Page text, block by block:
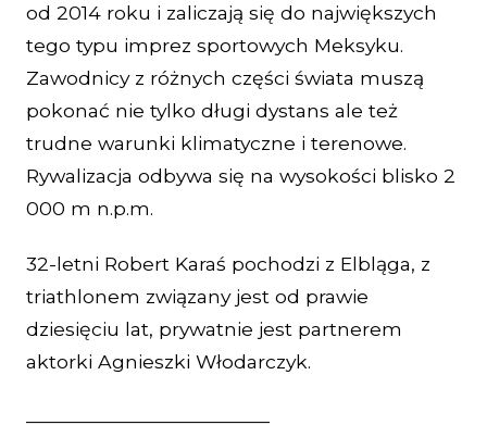
od 2014 roku i zaliczają się do największych
tego typu imprez sportowych Meksyku.
Zawodnicy z różnych części świata muszą
pokonać nie tylko długi dystans ale też
trudne warunki klimatyczne i terenowe.
Rywalizacja odbywa się na wysokości blisko 2
000 m n.p.m.
32-letni Robert Karaś pochodzi z Elbląga, z
triathlonem związany jest od prawie
dziesięciu lat, prywatnie jest partnerem
aktorki Agnieszki Włodarczyk.